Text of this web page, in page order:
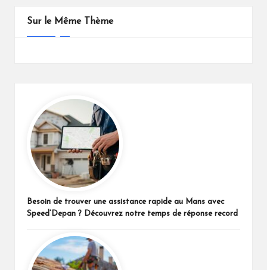
Sur le Même Thème
Besoin de trouver une assistance rapide au Mans avec
Speed’Depan ? Découvrez notre temps de réponse record